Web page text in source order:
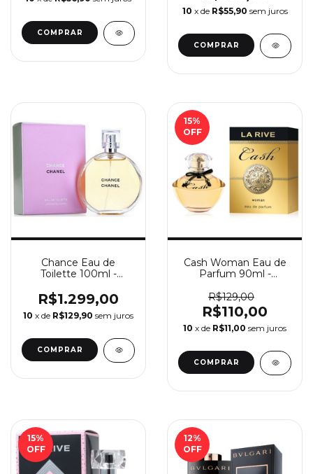
COMPRAR
10 x de R$55,90 sem juros
COMPRAR
Chance Eau de
Toilette 100ml -
Chanel
R$1.299,00
10 x de R$129,90 sem juros
COMPRAR
15%
OFF
Cash Woman Eau de
Parfum 90ml -
Rive
R$129,00
R$110,00
10 x de R$11,00 sem juros
15%
OFF
12%
OFF